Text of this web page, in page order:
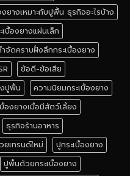
งยางเหมาะกับปูพื้น ธุรกิจอะไรบ้าง
เบื้องยางแผ่นเล็ก
จัดคราบฝั่งลึกกระเบื้องยาง
ข้อดี-ข้อเสีย
ปูพื้น
ความนิยมกระเบื้องยาง
องยางเมื่อมีสัตว์เลี้ยง
ธุรกิจร้านอาหาร
ยเทรนด์ใหม่
ปูกระเบื้องยาง
ปูพื้นด้วยกระเบื้องยาง